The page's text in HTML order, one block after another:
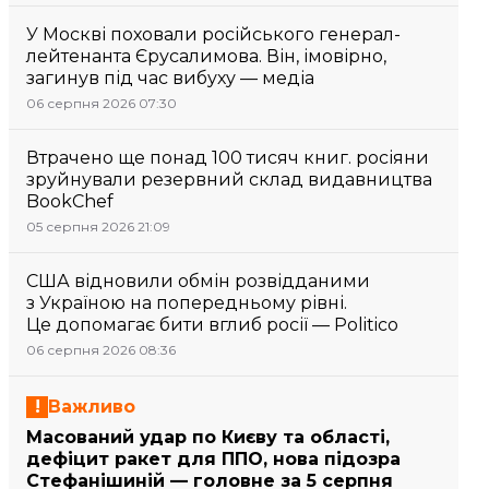
У Москві поховали російського генерал-
лейтенанта Єрусалимова. Він, імовірно,
загинув під час вибуху — медіа
06 серпня 2026 07:30
Втрачено ще понад 100 тисяч книг. росіяни
зруйнували резервний склад видавництва
BookChef
05 серпня 2026 21:09
США відновили обмін розвідданими
з Україною на попередньому рівні.
Це допомагає бити вглиб росії — Politico
06 серпня 2026 08:36
Важливо
Масований удар по Києву та області,
дефіцит ракет для ППО, нова підозра
Стефанішиній — головне за 5 серпня